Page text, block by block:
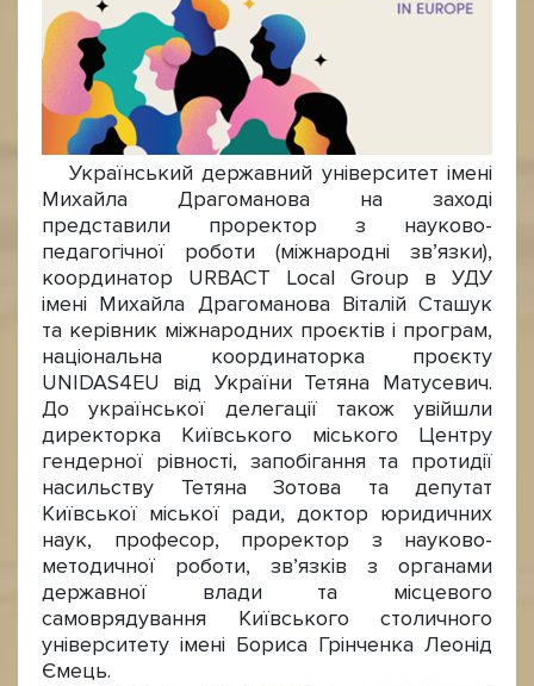
Український державний університет імені
Михайла Драгоманова на заході
представили проректор з науково-
педагогічної роботи (міжнародні зв’язки),
координатор URBACT Local Group в УДУ
імені Михайла Драгоманова Віталій Сташук
та керівник міжнародних проєктів і програм,
національна координаторка проєкту
UNIDAS4EU від України Тетяна Матусевич.
До української делегації також увійшли
директорка Київського міського Центру
гендерної рівності, запобігання та протидії
насильству Тетяна Зотова та депутат
Київської міської ради, доктор юридичних
наук, професор, проректор з науково-
методичної роботи, звʼязків з органами
державної влади та місцевого
самоврядування Київського столичного
університету імені Бориса Грінченка Леонід
Ємець.